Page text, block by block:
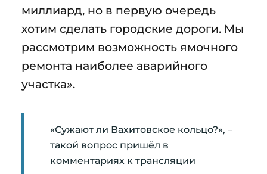
миллиард, но в первую очередь
хотим сделать городские дороги. Мы
рассмотрим возможность ямочного
ремонта наиболее аварийного
участка».
«Сужают ли Вахитовское кольцо?», –
такой вопрос пришёл в
комментариях к трансляции